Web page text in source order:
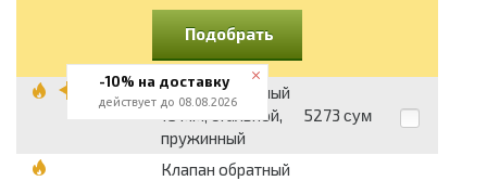
Подобрать
Клапан обратный
15 мм, стальной,
пружинный
5273 сум
Клапан обратный
-10% на доставку
действует до 08.08.2026